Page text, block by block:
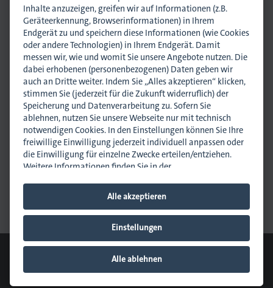
Gedruckt.
Svenja Schomerus
Rechtsanwältin (Syndikusrechtsanwältin)
Arbeits- und Sozialrecht
s.schomerus@dmpi-bw.de
0711 45044-26
0151 10351915
© 2026 dmpi
Downloads Kontakt
Impressum Sitemap
Inhalte anzuzeigen, greifen wir auf Informationen (z.B.
Geräteerkennung, Browserinformationen) in Ihrem
Endgerät zu und speichern diese Informationen (wie Cookies
oder andere Technologien) in Ihrem Endgerät. Damit
messen wir, wie und womit Sie unsere Angebote nutzen. Die
dabei erhobenen (personenbezogenen) Daten geben wir
auch an Dritte weiter. Indem Sie „Alles akzeptieren“ klicken,
stimmen Sie (jederzeit für die Zukunft widerruflich) der
Speicherung und Datenverarbeitung zu. Sofern Sie
ablehnen, nutzen Sie unsere Webseite nur mit technisch
notwendigen Cookies. In den Einstellungen können Sie Ihre
freiwillige Einwilligung jederzeit individuell anpassen oder
die Einwilligung für einzelne Zwecke erteilen/entziehen.
Weitere Informationen finden Sie in der
Hinweis zur Verarbeitung Ihrer auf dieser Webseite
erhobenen Daten in den USA:Wir weisen Sie darauf hin,
dass bezogen auf einzelne Cookies und Dienstleister eine
Verarbeitung Ihrer Daten in den USA erfolgt. Die USA
einem nach EU-Standards unzureichendem
Datenschutzniveau eingeschätzt. Es besteht insbesondere
Alle akzeptieren
Einstellungen
Alle ablehnen